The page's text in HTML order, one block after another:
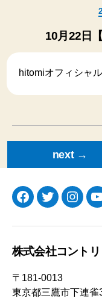
10月22日
hitomiオフィシャ
ペ
ー
り
next →
Facebook
Twitter
株式会社コントリ
〒181-0013
東京都三鷹市下連